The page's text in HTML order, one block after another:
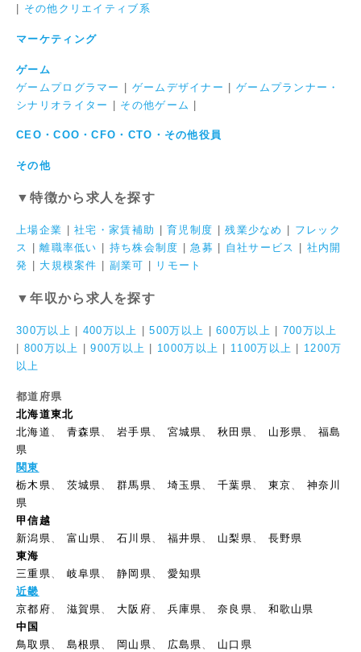
その他クリエイティブ系
マーケティング
ゲーム
ゲームプログラマー | ゲームデザイナー | ゲームプランナー・
シナリオライター | その他ゲーム |
CEO・COO・CFO・CTO・その他役員
その他
▼特徴から求人を探す
上場企業 |社宅・家賃補助 |育児制度 |残業少なめ
フレック
ス
|離職率低い 持ち株会制度 |急募 自社サービス
社内開
発
大規模案件 副業可 リモート
▼年収から求人を探す
300万以上 400万以上 |500万以上 |600万以上
700万以上
800万以上 |900万以上 1000万以上 1100万以上
1200万
以上
都道府県
北海道東北
北海道
青森県 、岩手県 宮城県 、秋田県 山形県 、福島
県
関東
栃木県
茨城県 、群馬県 埼玉県 、千葉県 東京
神奈川
県
甲信越
新潟県
富山県 、石川県 福井県 山梨県
長野県
東海
三重県
岐阜県 、静岡県
愛知県
近畿
京都府
滋賀県 大阪府 兵庫県 、奈良県
和歌山県
中国
鳥取県
島根県 岡山県 広島県
山口県